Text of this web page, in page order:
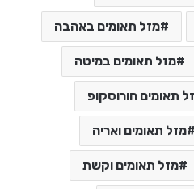
מזל תאומים באהבה
מזל תאומים במיטה
תאומים הורוסקופ
מזל תאומים ואריה
מזל תאומים וקשת